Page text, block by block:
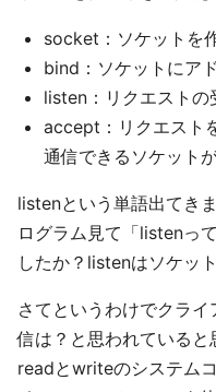
socket：ソケットを
bind：ソケットにア
listen：リクエストの
accept：リクエスト
通信できるソケット
listenという単語出てき
ログラム見て「listenっ
したか？listenはソケッ
さてというわけでクラ
信は？と思われている
readとwriteのシステム